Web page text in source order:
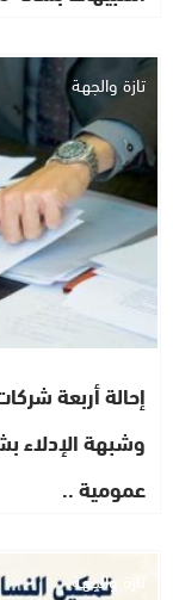
تازة والجهة
إحالة أربعة
وشبهة الإدلاء
عمومية ..
تازة والجهة